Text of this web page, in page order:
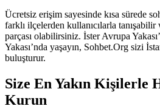
Ücretsiz erişim sayesinde kısa sürede
farklı ilçelerden kullanıcılarla
parçası olabilirsiniz. İster Avrupa
Yakası’nda yaşayın, Sohbet.Org sizi
buluşturur.
Size En Yakın Kişilerle
Kurun